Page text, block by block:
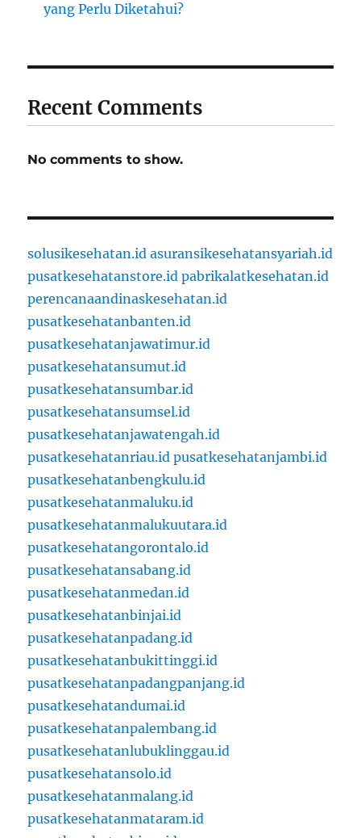
yang Perlu Diketahui?
Recent Comments
No comments to show.
solusikesehatan.id asuransikesehatansyariah.id
pusatkesehatanstore.id pabrikalatkesehatan.id
perencanaandinaskesehatan.id
pusatkesehatanbanten.id
pusatkesehatanjawatimur.id
pusatkesehatansumut.id
pusatkesehatansumbar.id
pusatkesehatansumsel.id
pusatkesehatanjawatengah.id
pusatkesehatanriau.id pusatkesehatanjambi.id
pusatkesehatanbengkulu.id
pusatkesehatanmaluku.id
pusatkesehatanmalukuutara.id
pusatkesehatangorontalo.id
pusatkesehatansabang.id
pusatkesehatanmedan.id
pusatkesehatanbinjai.id
pusatkesehatanpadang.id
pusatkesehatanbukittinggi.id
pusatkesehatanpadangpanjang.id
pusatkesehatandumai.id
pusatkesehatanpalembang.id
pusatkesehatanlubuklinggau.id
pusatkesehatansolo.id
pusatkesehatanmalang.id
pusatkesehatanmataram.id